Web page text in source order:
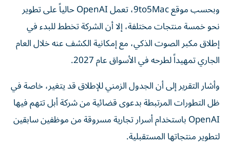
وبحسب موقع 9to5Mac، تعمل OpenAI حالياً على تطوير
نحو خمسة منتجات مختلفة، إلا أن الشركة تخطط للبدء في
إطلاق مكبر الصوت الذكي، مع إمكانية الكشف عنه خلال العام
الجاري تمهيداً لطرحه في الأسواق عام 2027.
وأشار التقرير إلى أن الجدول الزمني للإطلاق قد يتغير، خاصة في
ظل التطورات المرتبطة بدعوى قضائية من شركة أبل تتهم فيها
OpenAI باستخدام أسرار تجارية مسروقة من موظفين سابقين
لتطوير منتجاتها المستقبلية.